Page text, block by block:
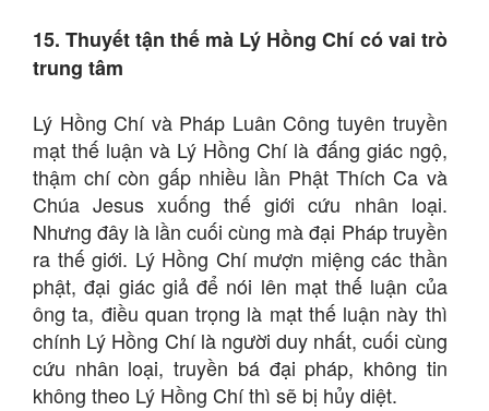
15. Thuyết tận thế mà Lý Hồng Chí có vai trò
trung tâm
Lý Hồng Chí và Pháp Luân Công tuyên truyền
mạt thế luận và Lý Hồng Chí là đấng giác ngộ,
thậm chí còn gấp nhiều lần Phật Thích Ca và
Chúa Jesus xuống thế giới cứu nhân loại.
Nhưng đây là lần cuối cùng mà đại Pháp truyền
ra thế giới. Lý Hồng Chí mượn miệng các thần
phật, đại giác giả để nói lên mạt thế luận của
ông ta, điều quan trọng là mạt thế luận này thì
chính Lý Hồng Chí là người duy nhất, cuối cùng
cứu nhân loại, truyền bá đại pháp, không tin
không theo Lý Hồng Chí thì sẽ bị hủy diệt.